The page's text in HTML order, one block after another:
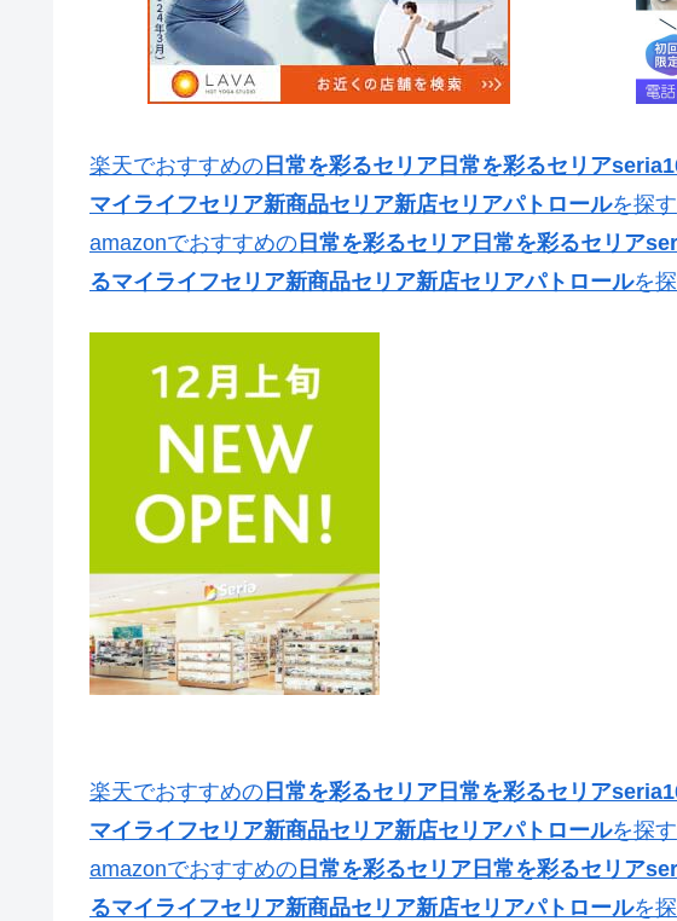
楽天でおすすめの 日常を彩るセリア日常を彩るセリア
マイライフセリア新商品セリア新店セリアパトロールを探す
amazonでおすすめの 日常を彩るセリア日常を彩るセリア
るマイライフセリア新商品セリア新店セリアパトロールを
楽天でおすすめの 日常を彩るセリア日常を彩るセリア
マイライフセリア新商品セリア新店セリアパトロールを探す
amazonでおすすめの 日常を彩るセリア日常を彩るセリア
るマイライフセリア新商品セリア新店セリアパトロールを